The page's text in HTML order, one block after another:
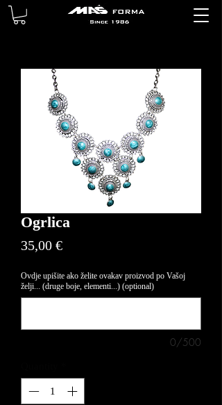
Ogrlica
35,00 €Price
Ovdje upišite ako želite ovakav proizvod po Vašoj
želji... (druge boje, elementi...) (optional)
0/500